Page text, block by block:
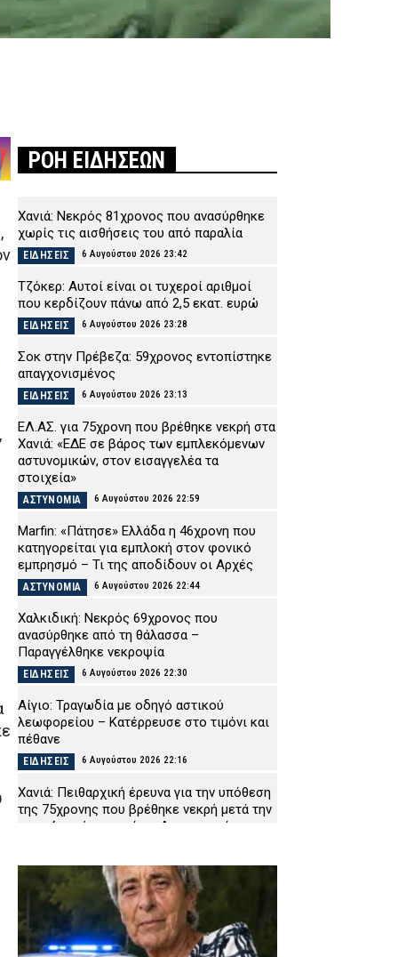
ΡΟΗ ΕΙΔΗΣΕΩΝ
Χανιά: Νεκρός 81χρονος που ανασύρθηκε
χωρίς τις αισθήσεις του από παραλία
ΕΙΔΗΣΕΙΣ 6 Αυγούστου 2026 23:42
Τζόκερ: Αυτοί είναι οι τυχεροί αριθμοί
που κερδίζουν πάνω από 2,5 εκατ. ευρώ
ΕΙΔΗΣΕΙΣ 6 Αυγούστου 2026 23:28
Σοκ στην Πρέβεζα: 59χρονος εντοπίστηκε
απαγχονισμένος
ΕΙΔΗΣΕΙΣ 6 Αυγούστου 2026 23:13
ΕΛ.ΑΣ. για 75χρονη που βρέθηκε νεκρή στα
Χανιά: «ΕΔΕ σε βάρος των εμπλεκόμενων
αστυνομικών, στον εισαγγελέα τα
στοιχεία»
ΑΣΤΥΝΟΜΙΑ 6 Αυγούστου 2026 22:59
Marfin: «Πάτησε» Ελλάδα η 46χρονη που
κατηγορείται για εμπλοκή στον φονικό
εμπρησμό – Τι της αποδίδουν οι Αρχές
ΑΣΤΥΝΟΜΙΑ 6 Αυγούστου 2026 22:44
Χαλκιδική: Νεκρός 69χρονος που
ανασύρθηκε από τη θάλασσα –
Παραγγέλθηκε νεκροψία
ΕΙΔΗΣΕΙΣ 6 Αυγούστου 2026 22:30
Αίγιο: Τραγωδία με οδηγό αστικού
λεωφορείου – Κατέρρευσε στο τιμόνι και
πέθανε
ΕΙΔΗΣΕΙΣ 6 Αυγούστου 2026 22:16
Χανιά: Πειθαρχική έρευνα για την υπόθεση
της 75χρονης που βρέθηκε νεκρή μετά την
αποχώρησή της από το Αστυνομικό
ΑΣΤΥΝΟΜΙΑ 6 Αυγούστου 2026 22:01
Εύβοια: Νεκρός ο 35χρονος που πάλευε
για τη ζωή του μετά το τροχαίο με
αγριογούρουνο
ΕΙΔΗΣΕΙΣ 6 Αυγούστου 2026 21:47